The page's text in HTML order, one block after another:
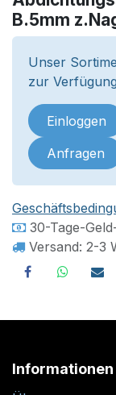
B.5mm
Unser
zur
Einloggen
Anfragen
30-Tage-
Versand: 2-3
Informationen